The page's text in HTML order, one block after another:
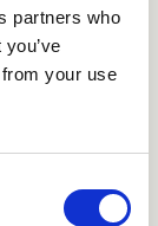
partners who
your use
намаляват
А дали е
се
преглед,